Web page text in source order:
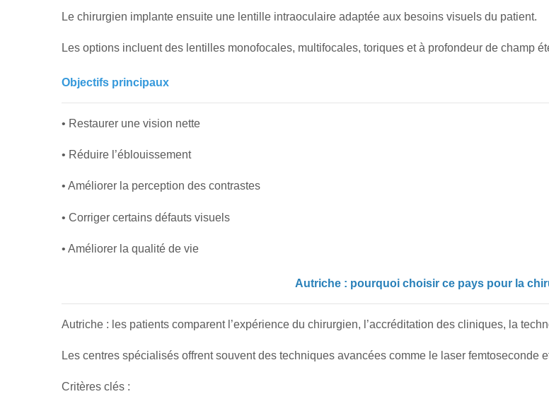
Le chirurgien implante ensuite une lentille intraoculaire adaptée aux besoins visuels du patient.
Les options incluent des lentilles monofocales, multifocales, toriques et à profondeur de champ
Objectifs principaux
• Restaurer une vision nette
• Réduire l’éblouissement
• Améliorer la perception des contrastes
• Corriger certains défauts visuels
• Améliorer la qualité de vie
Autriche : pourquoi choisir ce pays pour la
Autriche : les patients comparent l’expérience du chirurgien, l’accréditation des cliniques, la
Les centres spécialisés offrent souvent des techniques avancées comme le laser femtoseconde
Critères clés :